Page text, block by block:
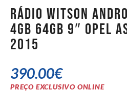
Rádio Witson
4GB 64GB 9″ Opel
2015
390.00€
PREÇO EXCLUSIVO ONLINE